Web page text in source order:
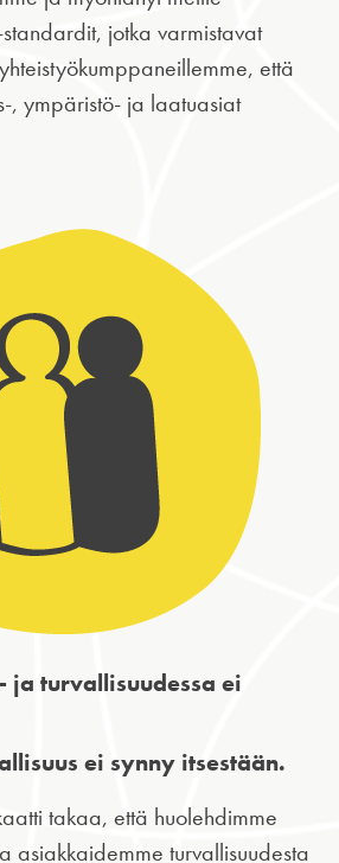
jotka varmistavat
että
, ympäristö- ja laatuasiat
ja turvallisuudessa ei
ei synny itsestään.
takaa, että huolehdimme
asiakkaidemme turvallisuudesta